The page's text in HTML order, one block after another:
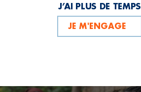
J’AI PLUS DE TEMPS
JE M'ENGAGE